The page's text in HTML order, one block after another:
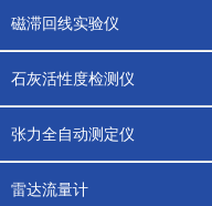
磁滞回线实验仪
石灰活性度检测仪
张力全自动测定仪
雷达流量计